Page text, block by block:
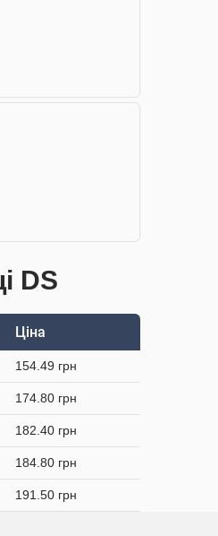
DS
Ціна
154.49 грн
174.80 грн
182.40 грн
184.80 грн
191.50 грн